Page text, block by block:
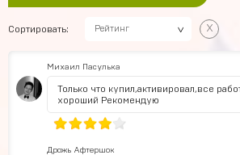
Сортировать: Рейтинг x
Михаил Пасулька
Только что купил,активировал,все
хороший Рекомендую
Дрожь Афтершок